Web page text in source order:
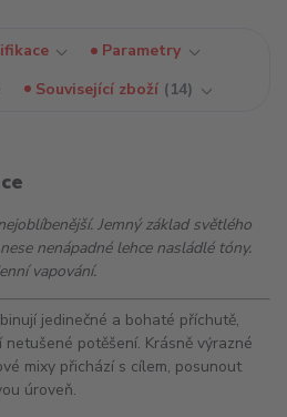
Parametry
Související zboží 14
Jemný základ světlého
nenápadné lehce nasládlé tóny.
vapování.
jedinečné a bohaté příchutě,
potěšení. Krásně výrazné
mixy přichází s cílem, posunout
úroveň.